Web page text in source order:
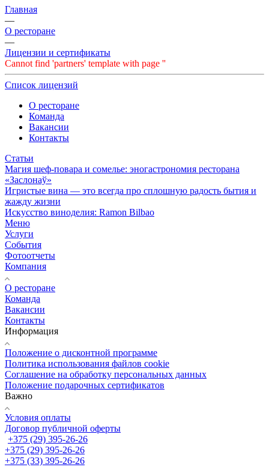
Главная
—
О ресторане
—
Лицензии и сертификаты
Cannot find 'partners' template with page ''
Список лицензий
О ресторане
Команда
Вакансии
Контакты
Статьи
Магия шеф-повара и сомелье: эногастрономия ресторана
«Заслонаў»
Игристые вина — это всегда про сплошную радость бытия и
жажду жизни
Искусство виноделия: Ramon Bilbao
Меню
Услуги
События
Фотоотчеты
Компания
О ресторане
Команда
Вакансии
Контакты
Информация
Положение о дисконтной программе
Политика использования файлов cookie
Соглашение на обработку персональных данных
Положение подарочных сертификатов
Важно
Условия оплаты
Договор публичной оферты
+375 (29) 395-26-26
+375 (29) 395-26-26
+375 (33) 395-26-26